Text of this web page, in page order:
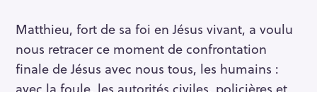
Matthieu, fort de sa foi en Jésus vivant, a voulu
nous retracer ce moment de confrontation
finale de Jésus avec nous tous, les humains :